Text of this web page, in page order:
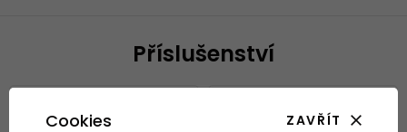
Příslušenství
Cookies ZAVŘÍT